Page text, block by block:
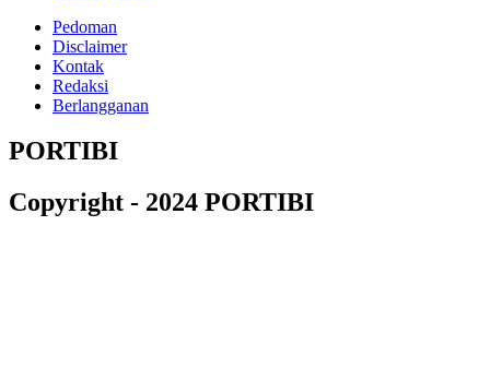
Pedoman
Disclaimer
Kontak
Redaksi
Berlangganan
PORTIBI
Copyright - 2024 PORTIBI